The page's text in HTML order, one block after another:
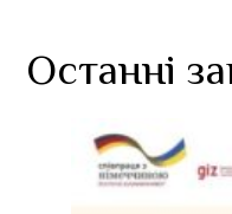
Останні